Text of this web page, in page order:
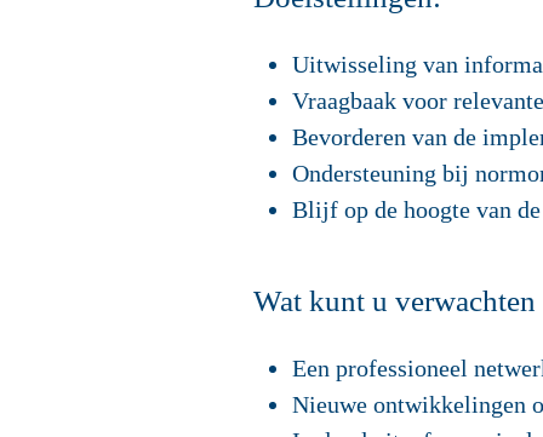
Uitwisseling van
Vraagbaak voor
Bevorderen van de
Ondersteuning bij
Blijf op de hoogte van
Wat kunt u
Een professioneel
Nieuwe ontwikkelingen